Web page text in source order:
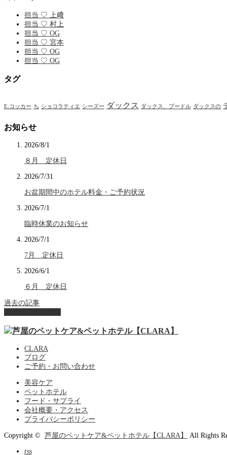
担当 ♡ 上﨑
担当 ♡ 村上
担当 ♡ OG
担当 ♡ 宮本
担当 ♡ OG
担当 ♡ OG
タグ
E.コッカー ち ショコラティエ シーズー ダックス ダックス、プードル ダックスの
お知らせ
2026/8/1
８月 定休日
2026/7/31
お盆期間中のホテル料金・ご予約状況
2026/7/1
臨時休業のお知らせ
2026/7/1
7月 定休日
2026/6/1
６月 定休日
過去の記事
CLARA
ブログ
ご予約・お問い合わせ
美容ケア
ペットホテル
フード・サプライ
会社概要・アクセス
プライバシーポリシー
Copyright © 芦屋のペットケア&ペットホテル【CLARA】 All Rights
rss